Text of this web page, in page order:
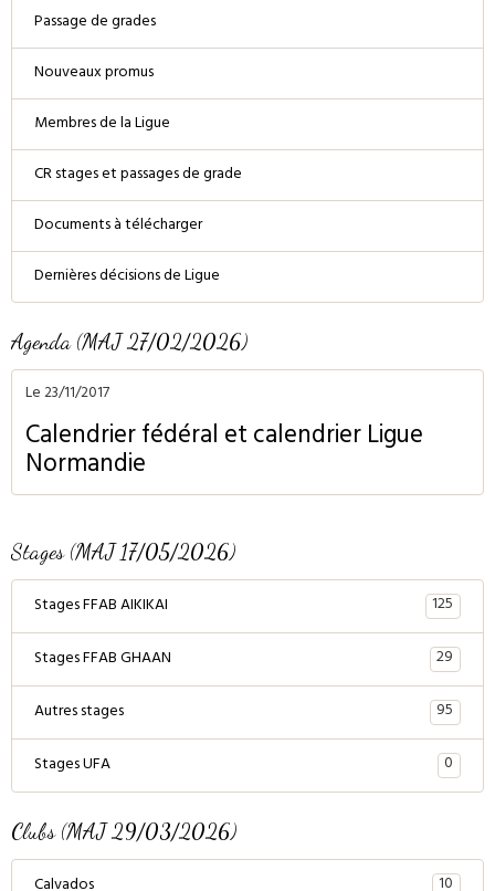
Passage de grades
Nouveaux promus
Membres de la Ligue
CR stages et passages de grade
Documents à télécharger
Dernières décisions de Ligue
Agenda (MAJ 27/02/2026)
Le 23/11/2017
Calendrier fédéral et calendrier Ligue
Normandie
Stages (MAJ 17/05/2026)
Stages FFAB AIKIKAI
125
Stages FFAB GHAAN
29
Autres stages
95
Stages UFA
0
Clubs (MAJ 29/03/2026)